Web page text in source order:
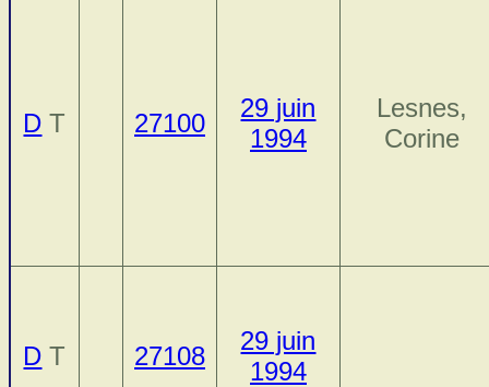
D T 27100
29 juin
1994
Lesnes,
Corine
D T 27108
29 juin
1994